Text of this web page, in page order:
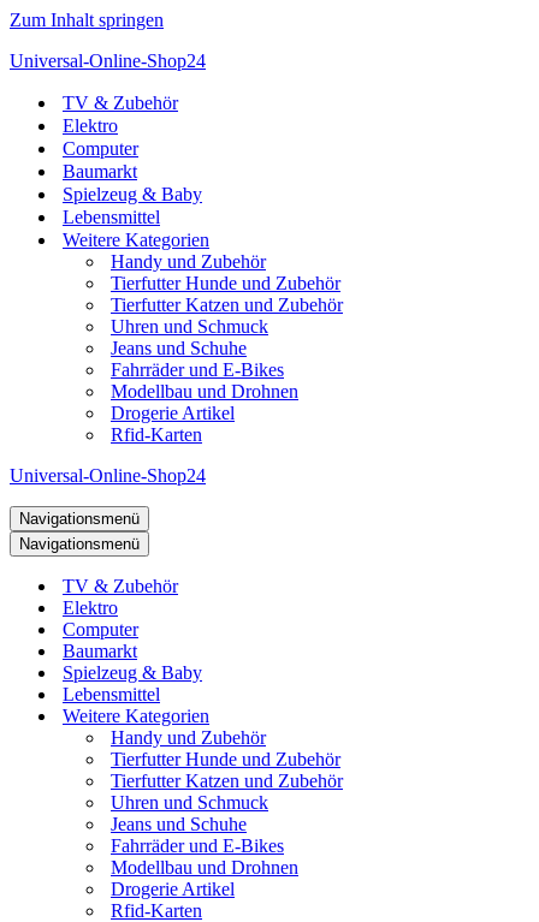
Zum Inhalt springen
Universal-Online-Shop24
TV & Zubehör
Elektro
Computer
Baumarkt
Spielzeug & Baby
Lebensmittel
Weitere Kategorien
Handy und Zubehör
Tierfutter Hunde und Zubehör
Tierfutter Katzen und Zubehör
Uhren und Schmuck
Jeans und Schuhe
Fahrräder und E-Bikes
Modellbau und Drohnen
Drogerie Artikel
Rfid-Karten
Universal-Online-Shop24
Navigationsmenü
Navigationsmenü
TV & Zubehör
Elektro
Computer
Baumarkt
Spielzeug & Baby
Lebensmittel
Weitere Kategorien
Handy und Zubehör
Tierfutter Hunde und Zubehör
Tierfutter Katzen und Zubehör
Uhren und Schmuck
Jeans und Schuhe
Fahrräder und E-Bikes
Modellbau und Drohnen
Drogerie Artikel
Rfid-Karten